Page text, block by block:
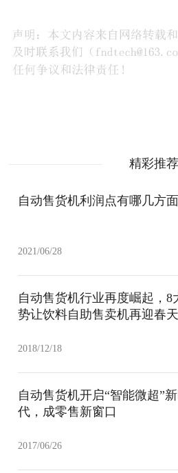
精彩推荐
自动售货机利润点有哪几方面
2021/06/28
自动售货机行业再度崛起，8
势让饮料自助售卖机再迎春天
2018/12/18
自动售货机开启“智能微超”
代，成零售新窗口
2017/06/26